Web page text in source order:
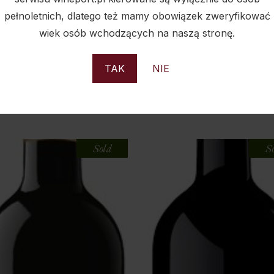
pełnoletnich, dlatego też mamy obowiązek zweryfikować
wiek osób wchodzących na naszą stronę.
TAK NIE
PODOBNE PRODUKTY
Sold